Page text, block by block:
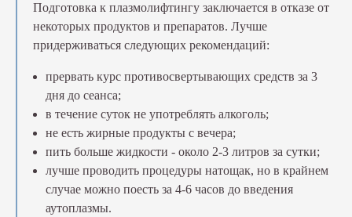
Подготовка к плазмолифтингу заключается в отказе от
некоторых продуктов и препаратов. Лучше
придерживаться следующих рекомендаций:
прервать курс противосвертывающих средств за 3
дня до сеанса;
в течение суток не употреблять алкоголь;
не есть жирные продукты с вечера;
пить больше жидкости - около 2-3 литров за сутки;
лучше проводить процедуры натощак, но в крайнем
случае можно поесть за 4-6 часов до введения
аутоплазмы.